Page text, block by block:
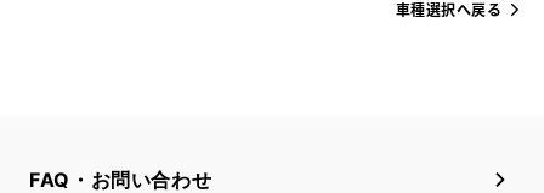
車種選択へ戻る
FAQ・お問い合わせ